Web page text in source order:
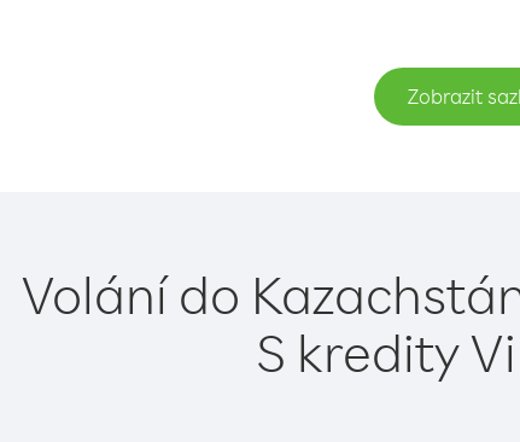
Zobrazit
Volání do
S kredity